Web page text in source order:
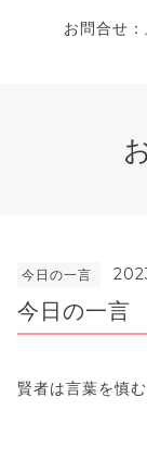
お問合せ
今日の一言
今日の一言
賢者は言葉を慎む